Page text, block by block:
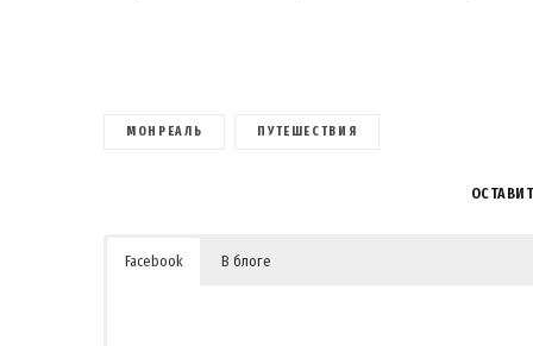
МОНРЕАЛЬ ПУТЕШЕСТВИЯ
Facebook В блоге